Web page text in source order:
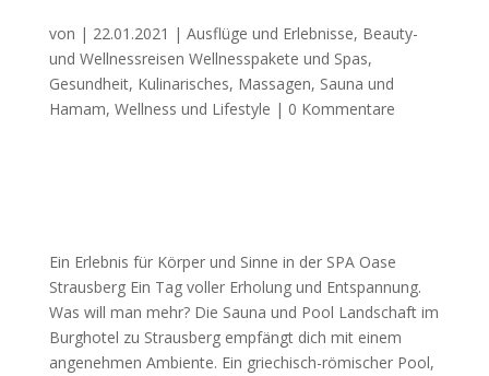
von | 22.01.2021 | Ausflüge und Erlebnisse, Beauty-
und Wellnessreisen Wellnesspakete und Spas,
Gesundheit, Kulinarisches, Massagen, Sauna und
Hamam, Wellness und Lifestyle | 0 Kommentare
Ein Erlebnis für Körper und Sinne in der SPA Oase
Strausberg Ein Tag voller Erholung und Entspannung.
Was will man mehr? Die Sauna und Pool Landschaft im
Burghotel zu Strausberg empfängt dich mit einem
angenehmen Ambiente. Ein griechisch-römischer Pool,